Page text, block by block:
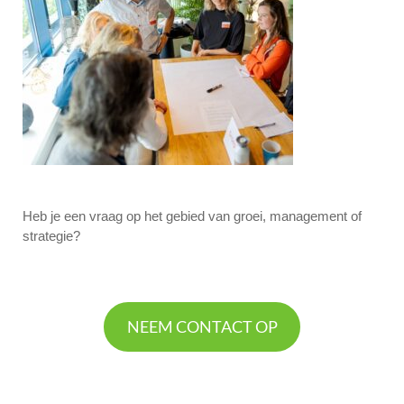
Heb je een vraag op het gebied van groei, management of
strategie?
NEEM CONTACT OP